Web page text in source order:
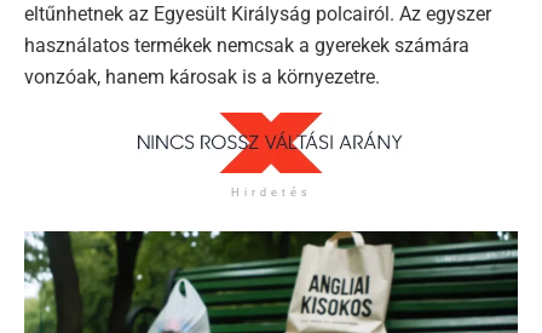
eltűnhetnek az Egyesült Királyság polcairól. Az egyszer
használatos termékek nemcsak a gyerekek számára
vonzóak, hanem károsak is a környezetre.
Hirdetés